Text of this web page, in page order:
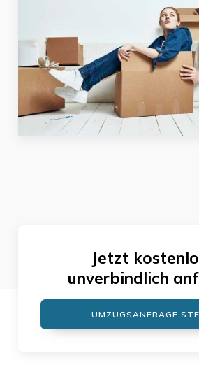
Jetzt
unverbindlich
UMZUGSANFRAGE